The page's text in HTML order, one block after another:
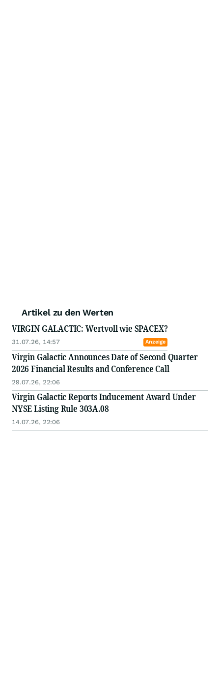
Artikel zu den Werten
VIRGIN GALACTIC: Wertvoll wie SPACEX?
31.07.26, 14:57 Anzeige
Virgin Galactic Announces Date of Second Quarter
2026 Financial Results and Conference Call
29.07.26, 22:06
Virgin Galactic Reports Inducement Award Under
NYSE Listing Rule 303A.08
14.07.26, 22:06